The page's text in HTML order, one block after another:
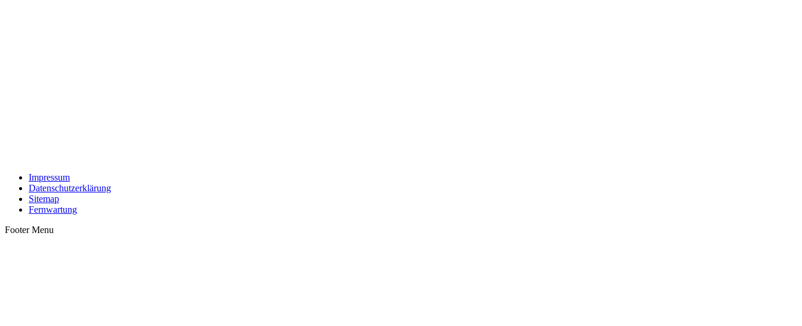
Impressum
Datenschutzerklärung
Sitemap
Fernwartung
Footer Menu